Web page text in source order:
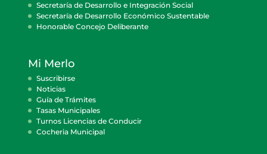
Secretaría de Desarrollo e Integración Social
Secretaría de Desarrollo Económico Sustentable
Honorable Concejo Deliberante
Mi Merlo
Suscribirse
Noticias
Guía de Trámites
Tasas Municipales
Turnos Licencias de Conducir
Cocheria Municipal